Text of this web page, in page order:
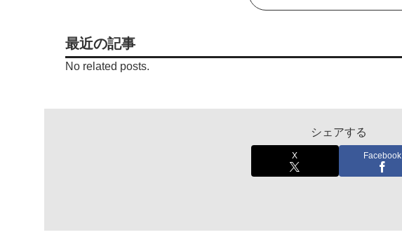
最近の記事
No related posts.
シェアする
X Facebook